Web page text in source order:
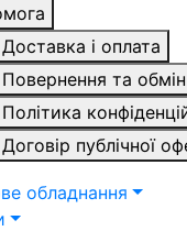
Доставка і оплата
Повернення та обмін
Політика
Договір публічної
обладнання